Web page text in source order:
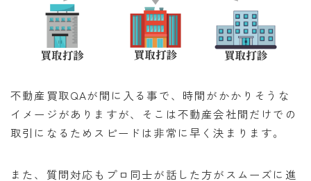
不動産買取QAが間に入る事で、時間がかかりそうな
イメージがありますが、そこは不動産会社間だけでの
取引になるためスピードは非常に早く決まります。
また、質問対応もプロ同士が話した方がスムーズに進